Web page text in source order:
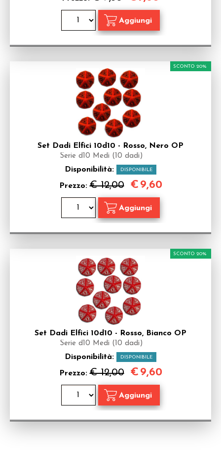
Set Dadi Elfici 10d10 - Rosso, Nero OP
Serie d10 Medi (10 dadi)
Disponibilità: DISPONIBILE
Prezzo:€ 12,00
SCONTO 20%
€ 9,60
Set Dadi Elfici 10d10 - Rosso, Bianco OP
Serie d10 Medi (10 dadi)
Disponibilità: DISPONIBILE
Prezzo:€ 12,00
SCONTO 20%
€ 9,60